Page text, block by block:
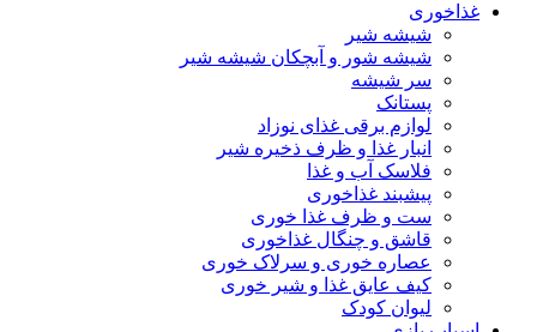
غذاخوری
شیشه شیر
شیشه ‌شور و آبچکان شیشه‌ شیر
سر شیشه
پستانک
لوازم برقی غذای نوزاد
انبار غذا و ظرف ذخیره شیر
فلاسک آب و غذا
پیشبند غذاخوری
ست و ظرف غذا خوری
قاشق و چنگال غذاخوری
عصاره خوری و سرلاک خوری
کیف عایق غذا و شیر خوری
لیوان کودک